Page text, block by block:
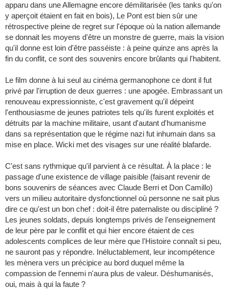
apparu dans une Allemagne encore démilitarisée (les tanks qu'on
y aperçoit étaient en fait en bois), Le Pont est bien sûr une
rétrospective pleine de regret sur l'époque où la nation allemande
se donnait les moyens d'être un monstre de guerre, mais la vision
qu'il donne est loin d'être passéiste : à peine quinze ans après la
fin du conflit, ce sont des souvenirs encore brûlants qui l'habitent.
Le film donne à lui seul au cinéma germanophone ce dont il fut
privé par l'irruption de deux guerres : une apogée. Embrassant un
renouveau expressionniste, c'est gravement qu'il dépeint
l'enthousiasme de jeunes patriotes tels qu'ils furent exploités et
détruits par la machine militaire, usant d'autant d'humanisme
dans sa représentation que le régime nazi fut inhumain dans sa
mise en place. Wicki met des visages sur une réalité blafarde.
C'est sans rythmique qu'il parvient à ce résultat. À la place : le
passage d'une existence de village paisible (faisant revenir de
bons souvenirs de séances avec Claude Berri et Don Camillo)
vers un milieu autoritaire dysfonctionnel où personne ne sait plus
dire ce qu'est un bon chef : doit-il être paternaliste ou discipliné ?
Les jeunes soldats, depuis longtemps privés de l'enseignement
de leur père par le conflit et qui hier encore étaient de ces
adolescents complices de leur mère que l'Histoire connaît si peu,
ne sauront pas y répondre. Inéluctablement, leur incompétence
les mènera vers un précipice au bord duquel même la
compassion de l'ennemi n'aura plus de valeur. Déshumanisés,
oui, mais à qui la faute ?